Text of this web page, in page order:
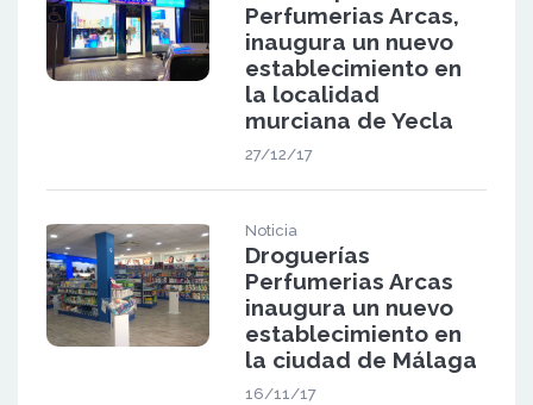
Perfumerias Arcas,
inaugura un nuevo
establecimiento en
la localidad
murciana de Yecla
27/12/17
Noticia
Droguerías
Perfumerias Arcas
inaugura un nuevo
establecimiento en
la ciudad de Málaga
16/11/17